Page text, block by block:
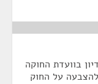
בוועדת החוקה
על החוק